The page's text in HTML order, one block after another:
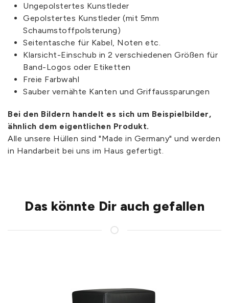
Ungepolstertes Kunstleder
Gepolstertes Kunstleder (mit 5mm
Schaumstoffpolsterung)
Seitentasche für Kabel, Noten etc.
Klarsicht-Einschub in 2 verschiedenen Größen für
Band-Logos oder Etiketten
Freie Farbwahl
Sauber vernähte Kanten und Griffaussparungen
Bei den Bildern handelt es sich um Beispielbilder,
ähnlich dem eigentlichen Produkt.
Alle unsere Hüllen sind "Made in Germany" und werden
in Handarbeit bei uns im Haus gefertigt.
Das könnte Dir auch gefallen